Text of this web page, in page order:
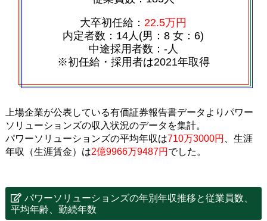
大卒初任給： 22.5万円
内定者数：14人(男：8 女：6)
中途採用者数：‐人
※初任給・採用者は2021年取得
上場企業が公表している有価証券報告書データよりパワー
ソリューションズの収入状況のデータを集計。
パワーソリューションズの平均年収は710万3000円
、生涯
年収（生涯賃金）は2億9966万9487円 でした。
パワーソリューションズの年別年収推移と従業員数、
平均年齢、勤続年数